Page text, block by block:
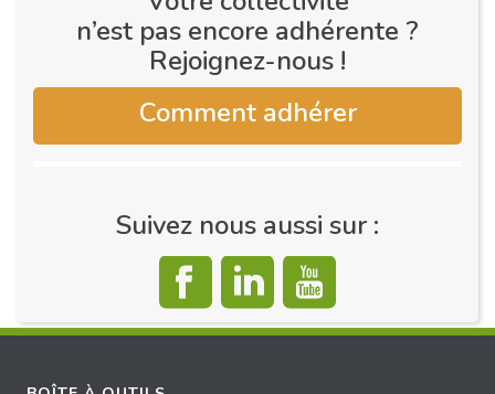
n’est pas encore adhérente ?
Rejoignez-nous !
Comment adhérer
Suivez nous aussi sur :